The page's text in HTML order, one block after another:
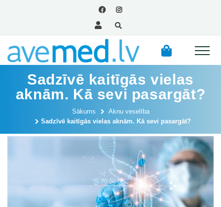
Sadzīvē kaitīgās vielas
aknām. Kā sevi pasargāt?
Sākums
Aknu veselība
Sadzīvē kaitīgās vielas aknām. Kā sevi pasargāt?